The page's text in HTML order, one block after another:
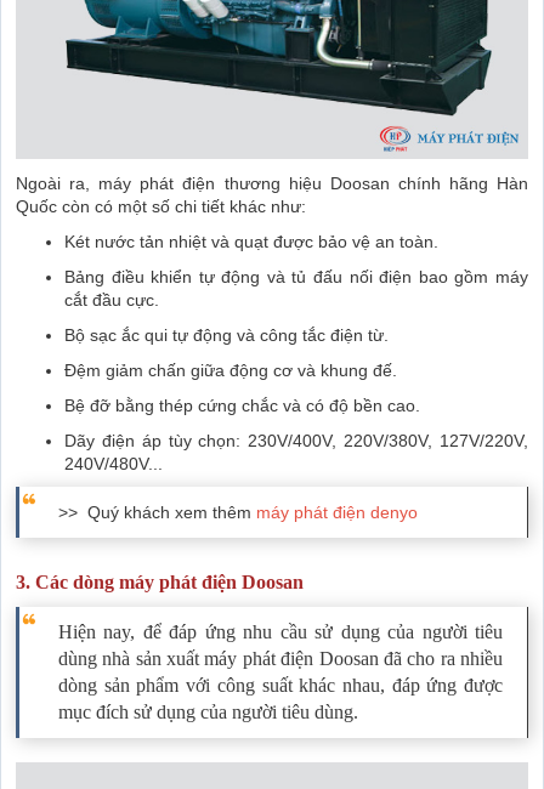
Ngoài ra, máy phát điện thương hiệu Doosan chính hãng Hàn
Quốc còn có một số chi tiết khác như:
Két nước tản nhiệt và quạt được bảo vệ an toàn.
Bảng điều khiển tự động và tủ đấu nối điện bao gồm máy
cắt đầu cực.
Bộ sạc ắc qui tự động và công tắc điện từ.
Đệm giảm chấn giữa động cơ và khung đế.
Bệ đỡ bằng thép cứng chắc và có độ bền cao.
Dãy điện áp tùy chọn: 230V/400V, 220V/380V, 127V/220V,
240V/480V...
>> Quý khách xem thêm máy phát điện denyo
3. Các dòng máy phát điện Doosan
Hiện nay, để đáp ứng nhu cầu sử dụng của người tiêu
dùng nhà sản xuất máy phát điện Doosan đã cho ra nhiều
dòng sản phẩm với công suất khác nhau, đáp ứng được
mục đích sử dụng của người tiêu dùng.